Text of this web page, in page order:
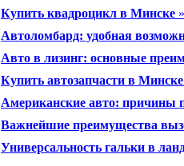
Купить квадроцикл в Минске »
Автоломбард: удобная
Авто в лизинг: основные
Купить автозапчасти в Минске
Американские авто: причины
Важнейшие преимущества
Универсальность гальки в